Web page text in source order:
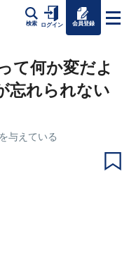
検索 ログイン 会員登録
て何か変だよ
忘れられない
与えている